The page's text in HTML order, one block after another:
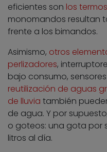
eficientes son los
monomandos resultan
frente a los bimandos.
Asimismo, otros
perlizadores,
bajo consumo,
reutilización de aguas
de lluvia también
de agua. Y por
o goteos: una gota por
litros al día.